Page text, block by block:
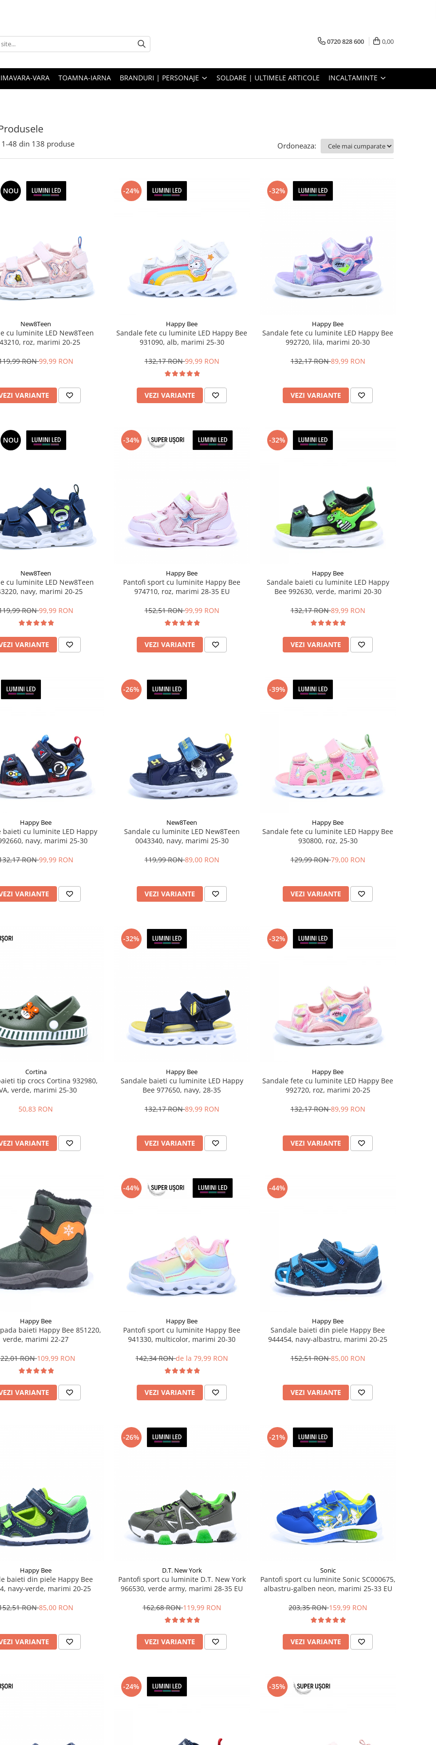
0720 828 600 0,00
VARA TOAMNA-IARNA BRANDURI | PERSONAJE SOLDARE | ULTIMELE ARTICOLE INCALTAMINTE
1-48 din 138 produse Ordoneaza:
NOU
New8Teen
cu luminite LED New8Teen
roz, marimi 20-25
RON99,99 RON
VARIANTE
-24%
Happy Bee
Sandale fete cu luminite LED Happy Bee
931090, alb, marimi 25-30
132,17 RON99,99 RON
VEZI VARIANTE
-32%
Happy Bee
Sandale fete cu luminite LED Happy Bee
992720, lila, marimi 20-30
132,17 RON89,99 RON
VEZI VARIANTE
NOU
New8Teen
cu luminite LED New8Teen
navy, marimi 20-25
RON99,99 RON
VARIANTE
-34%
Happy Bee
Pantofi sport cu luminite Happy Bee
974710, roz, marimi 28-35 EU
152,51 RON99,99 RON
VEZI VARIANTE
-32%
Happy Bee
Sandale baieti cu luminite LED Happy
Bee 992630, verde, marimi 20-30
132,17 RON89,99 RON
VEZI VARIANTE
Happy Bee
baieti cu luminite LED Happy
navy, marimi 25-30
RON99,99 RON
VARIANTE
-26%
New8Teen
Sandale cu luminite LED New8Teen
0043340, navy, marimi 25-30
119,99 RON89,00 RON
VEZI VARIANTE
-39%
Happy Bee
Sandale fete cu luminite LED Happy Bee
930800, roz, 25-30
129,99 RON79,00 RON
VEZI VARIANTE
Cortina
tip crocs Cortina 932980,
verde, marimi 25-30
50,83 RON
VARIANTE
-32%
Happy Bee
Sandale baieti cu luminite LED Happy
Bee 977650, navy, 28-35
132,17 RON89,99 RON
VEZI VARIANTE
-32%
Happy Bee
Sandale fete cu luminite LED Happy Bee
992720, roz, marimi 20-25
132,17 RON89,99 RON
VEZI VARIANTE
Happy Bee
baieti Happy Bee 851220,
verde, marimi 22-27
RON109,99 RON
VARIANTE
-44%
Happy Bee
Pantofi sport cu luminite Happy Bee
941330, multicolor, marimi 20-30
142,34 RONde la 79,99 RON
VEZI VARIANTE
-44%
Happy Bee
Sandale baieti din piele Happy Bee
944454, navy-albastru, marimi 20-25
152,51 RON85,00 RON
VEZI VARIANTE
Happy Bee
baieti din piele Happy Bee
navy-verde, marimi 20-25
RON85,00 RON
VARIANTE
-26%
D.T. New York
Pantofi sport cu luminite D.T. New York
966530, verde army, marimi 28-35 EU
162,68 RON119,99 RON
VEZI VARIANTE
-21%
Sonic
Pantofi sport cu luminite Sonic SC000675,
albastru-galben neon, marimi 25-33 EU
203,35 RON159,99 RON
VEZI VARIANTE
-24% -35%